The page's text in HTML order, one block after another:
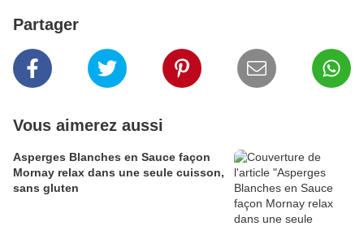
Partager
Vous aimerez aussi
Asperges Blanches en Sauce façon
Mornay relax dans une seule cuisson,
sans gluten